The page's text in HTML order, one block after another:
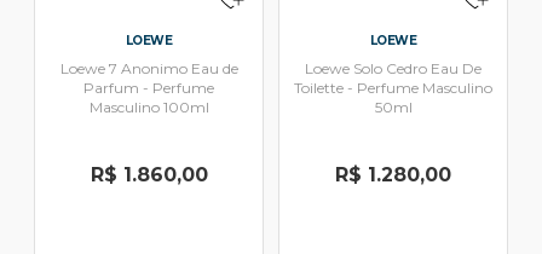
LOEWE
Loewe 7 Anonimo Eau de
Parfum - Perfume
Masculino 100ml
R$ 1.860,00
LOEWE
Loewe Solo Cedro Eau De
Toilette - Perfume Masculino
50ml
R$ 1.280,00